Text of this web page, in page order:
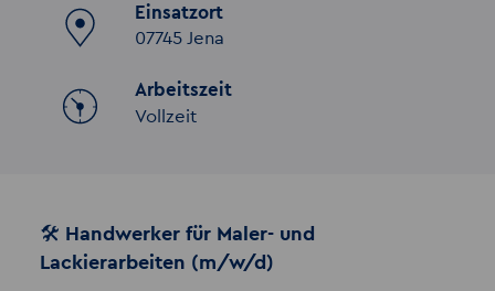
Einsatzort
07745 Jena
Arbeitszeit
Vollzeit
🛠 Handwerker für Maler- und
Lackierarbeiten (m/w/d)